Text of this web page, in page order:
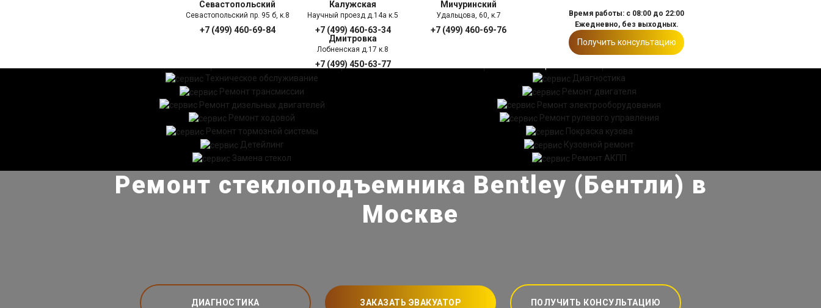
Севастопольский
Севастопольский пр. 95 б, к.8
+7 (499) 460-69-84
Калужская
Научный проезд д.14а к.5
+7 (499) 460-63-34
Мичуринский
Удальцова, 60, к.7
+7 (499) 460-69-76
Дмитровка
Лобненская д.17 к.8
+7 (499) 450-63-77
Время работы: с 08:00 до 22:00
Ежедневно, без выходных.
Получить консультацию
ПРАЙС ЛИСТ
Техническое обслуживание
Диагностика
Ремонт трансмиссии
Ремонт двигателя
Ремонт дизельных двигателей
Ремонт электрооборудования
Ремонт ходовой
Ремонт рулевого управления
Ремонт тормозной системы
Покраска кузова
Детейлинг
Кузовной ремонт
Замена стекол
Ремонт АКПП
Ремонт стеклоподъемника Bentley (Бентли) в
Москве
ДИАГНОСТИКА ЗАКАЗАТЬ ЭВАКУАТОР ПОЛУЧИТЬ КОНСУЛЬТАЦИЮ